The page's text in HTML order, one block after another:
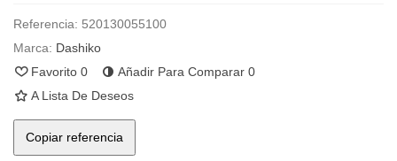
Referencia: 520130055100
Marca: Dashiko
Favorito 0 Añadir Para Comparar 0
A Lista De Deseos
Copiar referencia